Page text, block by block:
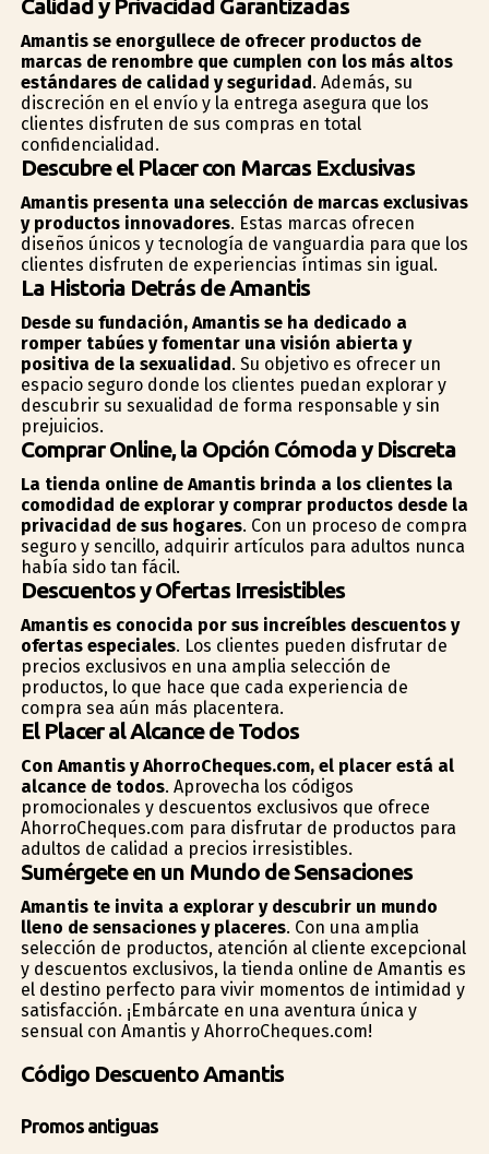
Calidad y Privacidad Garantizadas
Amantis se enorgullece de ofrecer productos de
marcas de renombre que cumplen con los más altos
estándares de calidad y seguridad. Además, su
discreción en el envío y la entrega asegura que los
clientes disfruten de sus compras en total
confidencialidad.
Descubre el Placer con Marcas Exclusivas
Amantis presenta una selección de marcas exclusivas
y productos innovadores. Estas marcas ofrecen
diseños únicos y tecnología de vanguardia para que los
clientes disfruten de experiencias íntimas sin igual.
La Historia Detrás de Amantis
Desde su fundación, Amantis se ha dedicado a
romper tabúes y fomentar una visión abierta y
positiva de la sexualidad. Su objetivo es ofrecer un
espacio seguro donde los clientes puedan explorar y
descubrir su sexualidad de forma responsable y sin
prejuicios.
Comprar Online, la Opción Cómoda y Discreta
La tienda online de Amantis brinda a los clientes la
comodidad de explorar y comprar productos desde la
privacidad de sus hogares. Con un proceso de compra
seguro y sencillo, adquirir artículos para adultos nunca
había sido tan fácil.
Descuentos y Ofertas Irresistibles
Amantis es conocida por sus increíbles descuentos y
ofertas especiales. Los clientes pueden disfrutar de
precios exclusivos en una amplia selección de
productos, lo que hace que cada experiencia de
compra sea aún más placentera.
El Placer al Alcance de Todos
Con Amantis y AhorroCheques.com, el placer está al
alcance de todos. Aprovecha los códigos
promocionales y descuentos exclusivos que ofrece
AhorroCheques.com para disfrutar de productos para
adultos de calidad a precios irresistibles.
Sumérgete en un Mundo de Sensaciones
Amantis te invita a explorar y descubrir un mundo
lleno de sensaciones y placeres. Con una amplia
selección de productos, atención al cliente excepcional
y descuentos exclusivos, la tienda online de Amantis es
el destino perfecto para vivir momentos de intimidad y
satisfacción. ¡Embárcate en una aventura única y
sensual con Amantis y AhorroCheques.com!
Código Descuento Amantis
Promos antiguas